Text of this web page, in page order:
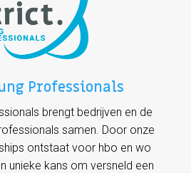
Professionals
brengt bedrijven en de
samen. Door onze
ontstaat voor hbo en wo
unieke kans om versneld een